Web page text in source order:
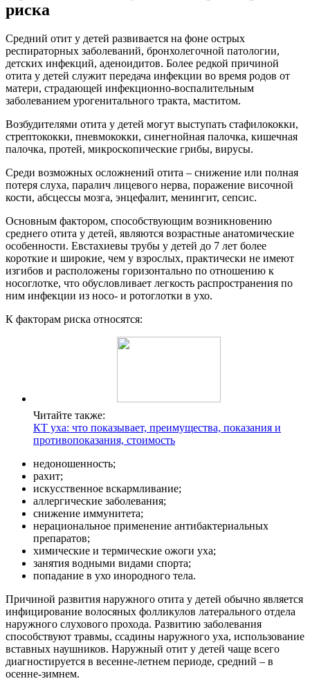
риска
Средний отит у детей развивается на фоне острых
респираторных заболеваний, бронхолегочной патологии,
детских инфекций, аденоидитов. Более редкой причиной
отита у детей служит передача инфекции во время родов от
матери, страдающей инфекционно-воспалительным
заболеванием урогенитального тракта, маститом.
Возбудителями отита у детей могут выступать стафилококки,
стрептококки, пневмококки, синегнойная палочка, кишечная
палочка, протей, микроскопические грибы, вирусы.
Среди возможных осложнений отита – снижение или полная
потеря слуха, паралич лицевого нерва, поражение височной
кости, абсцессы мозга, энцефалит, менингит, сепсис.
Основным фактором, способствующим возникновению
среднего отита у детей, являются возрастные анатомические
особенности. Евстахиевы трубы у детей до 7 лет более
короткие и широкие, чем у взрослых, практически не имеют
изгибов и расположены горизонтально по отношению к
носоглотке, что обусловливает легкость распространения по
ним инфекции из носо- и ротоглотки в ухо.
К факторам риска относятся:
Читайте также:
КТ уха: что показывает, преимущества, показания и
противопоказания, стоимость
недоношенность;
рахит;
искусственное вскармливание;
аллергические заболевания;
снижение иммунитета;
нерациональное применение антибактериальных
препаратов;
химические и термические ожоги уха;
занятия водными видами спорта;
попадание в ухо инородного тела.
Причиной развития наружного отита у детей обычно является
инфицирование волосяных фолликулов латерального отдела
наружного слухового прохода. Развитию заболевания
способствуют травмы, ссадины наружного уха, использование
вставных наушников. Наружный отит у детей чаще всего
диагностируется в весенне-летнем периоде, средний – в
осенне-зимнем.